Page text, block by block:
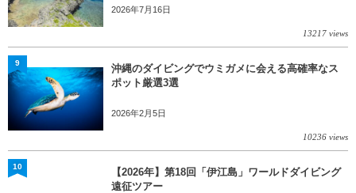
2026年7月16日
13217 views
沖縄のダイビングでウミガメに会える高確率なス
ポット厳選3選
2026年2月5日
10236 views
9
【2026年】第18回「伊江島」ワールドダイビング
遠征ツアー
10